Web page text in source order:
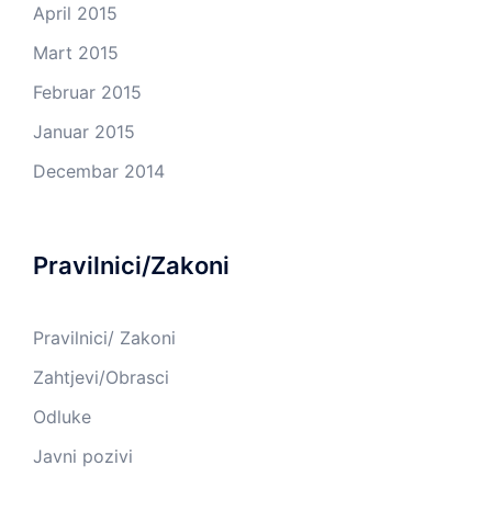
April 2015
Mart 2015
Februar 2015
Januar 2015
Decembar 2014
Pravilnici/Zakoni
Pravilnici/ Zakoni
Zahtjevi/Obrasci
Odluke
Javni pozivi